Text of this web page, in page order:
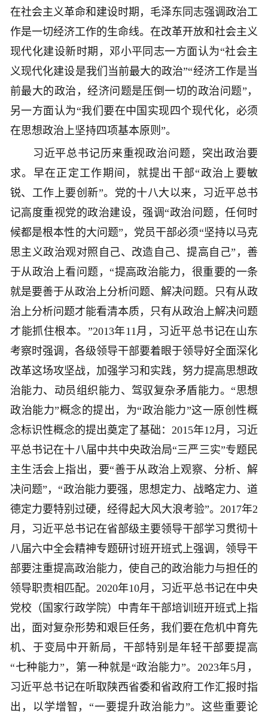
在社会主义革命和建设时期，毛泽东同志强调政治工
作是一切经济工作的生命线。在改革开放和社会主义
现代化建设新时期，邓小平同志一方面认为“社会主
义现代化建设是我们当前最大的政治”“经济工作是当
前最大的政治，经济问题是压倒一切的政治问题”，
另一方面认为“我们要在中国实现四个现代化，必须
在思想政治上坚持四项基本原则”。
习近平总书记历来重视政治问题，突出政治要
求。早在正定工作期间，就提出干部“政治上要敏
锐、工作上要创新”。党的十八大以来，习近平总书
记高度重视党的政治建设，强调“政治问题，任何时
候都是根本性的大问题”，党员干部必须“坚持以马克
思主义政治观对照自己、改造自己、提高自己”，善
于从政治上看问题，“提高政治能力，很重要的一条
就是要善于从政治上分析问题、解决问题。只有从政
治上分析问题才能看清本质，只有从政治上解决问题
才能抓住根本。”2013年11月，习近平总书记在山东
考察时强调，各级领导干部要着眼于领导好全面深化
改革这场攻坚战，加强学习和实践，努力提高思想政
治能力、动员组织能力、驾驭复杂矛盾能力。“思想
政治能力”概念的提出，为“政治能力”这一原创性概
念标识性概念的提出奠定了基础：2015年12月，习近
平总书记在十八届中共中央政治局“三严三实”专题民
主生活会上指出，要“善于从政治上观察、分析、解
决问题”，“政治能力要强，思想定力、战略定力、道
德定力要特别过硬，经得起大风大浪考验”。2017年2
月，习近平总书记在省部级主要领导干部学习贯彻十
八届六中全会精神专题研讨班开班式上强调，领导干
部要注重提高政治能力，使自己的政治能力与担任的
领导职责相匹配。2020年10月，习近平总书记在中央
党校（国家行政学院）中青年干部培训班开班式上指
出，面对复杂形势和艰巨任务，我们要在危机中育先
机、于变局中开新局，干部特别是年轻干部要提高
“七种能力”，第一种就是“政治能力”。2023年5月，
习近平总书记在听取陕西省委和省政府工作汇报时指
出，以学增智，“一要提升政治能力”。这些重要论